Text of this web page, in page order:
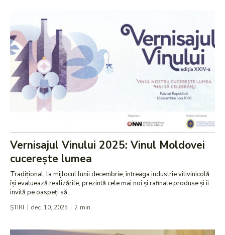
Vernisajul Vinului 2025: Vinul Moldovei
cucerește lumea
Tradițional, la mijlocul lunii decembrie, întreaga industrie vitivinicolă
își evaluează realizările, prezintă cele mai noi și rafinate produse și îi
invită pe oaspeți să...
ȘTIRI dec. 10, 2025 2 min.